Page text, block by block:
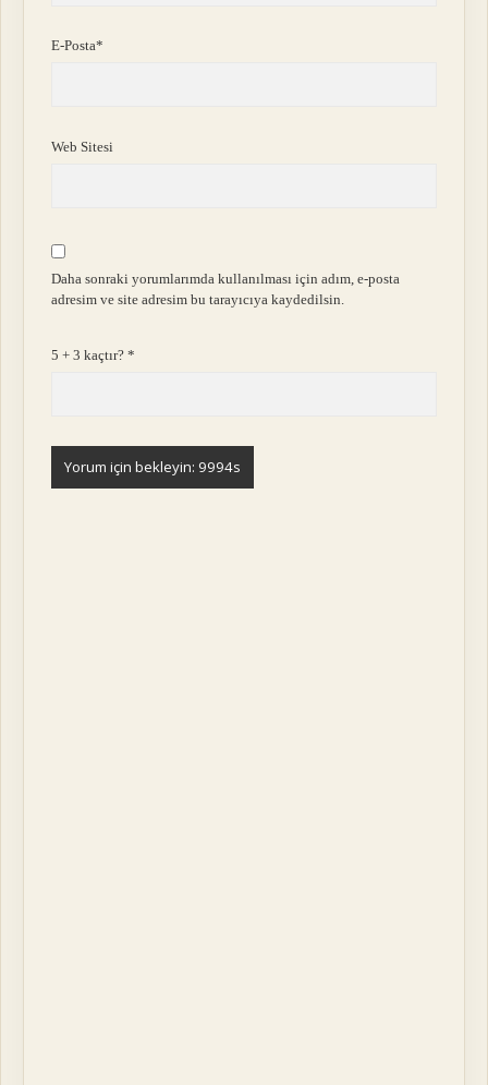
E-Posta*
Web Sitesi
Daha sonraki yorumlarımda kullanılması için adım, e-posta
adresim ve site adresim bu tarayıcıya kaydedilsin.
5 + 3 kaçtır?*